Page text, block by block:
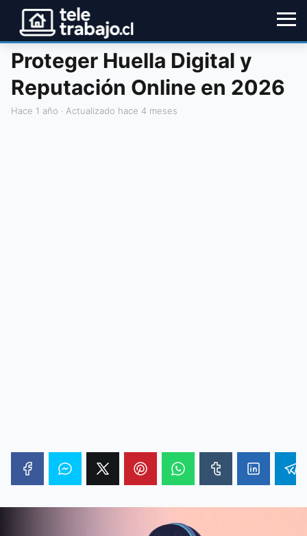
Proteger Huella Digital y
Reputación Online en 2026
hace 1 año · Actualizado hace 4 meses